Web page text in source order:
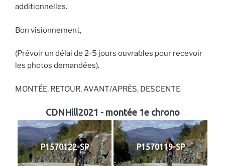
additionnelles.
Bon visionnement,
(Prévoir un délai de 2-5 jours ouvrables pour recevoir
les photos demandées).
MONTÉE, RETOUR, AVANT/APRÈS, DESCENTE
CDNHill2021 - montée 1e chrono
P1570122-SP P1570119-SP